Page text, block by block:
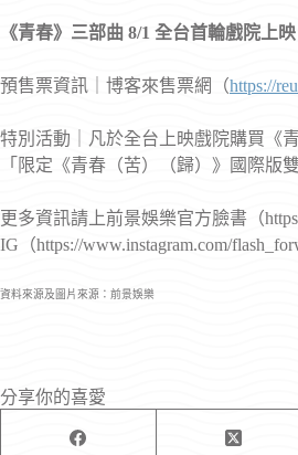
《青春》三部曲 8/1 全台首輪戲院上映
預售票資訊｜博客來售票網（https://
特別活動｜凡於全台上映戲院購買《
「限定《青春（苦）（歸）》國際版
更多資訊請上前景娛樂官方臉書（
IG（https://www.instagram.com/
資料來源及圖片來源：前景娛樂
分享你的喜愛